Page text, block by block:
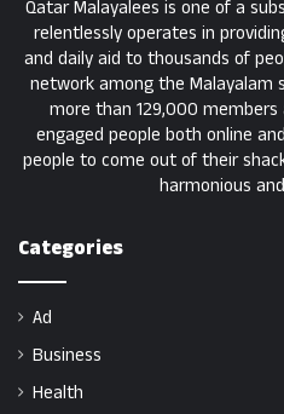
Qatar Malayalees is one of a
relentlessly operates in
and daily aid to thousands of
network among the Malayalam
more than 129,000
engaged people both online
people to come out of their
harmonious
Categories
Ad
Business
Health